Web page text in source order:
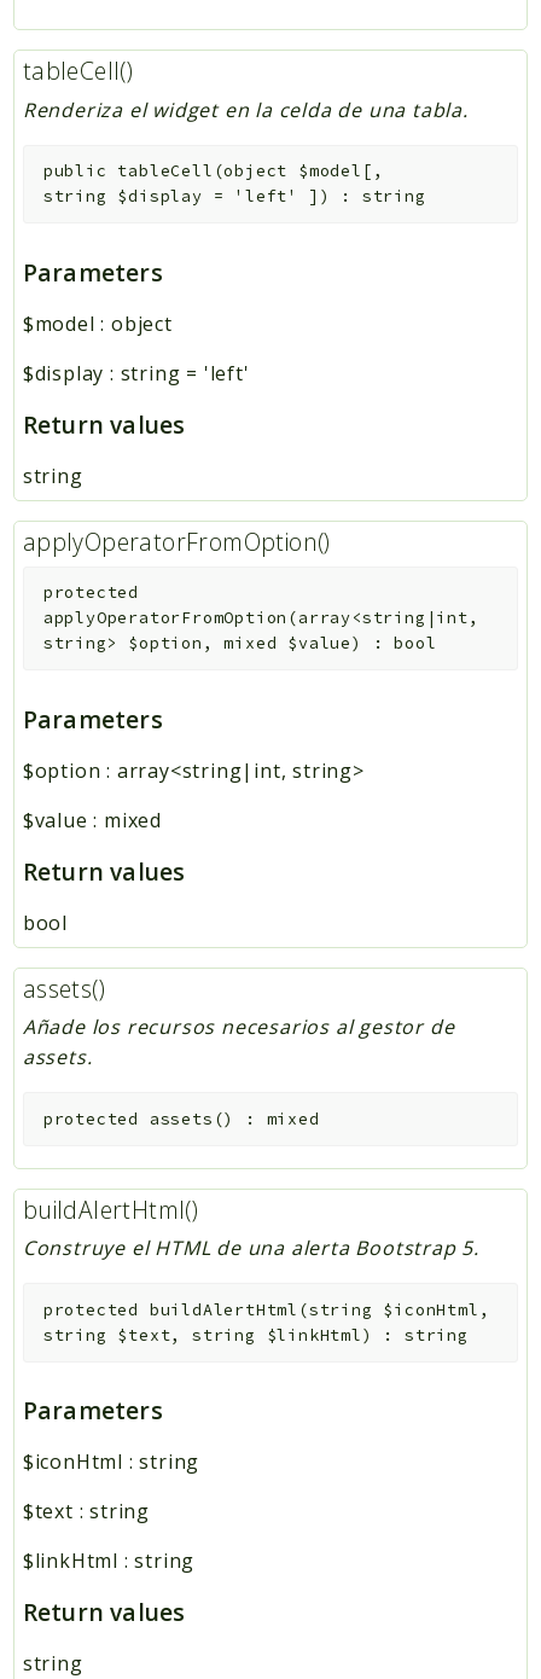
tableCell()
Renderiza el widget en la celda de una tabla.
public tableCell (object $model [ ,
string $display = 'left' ] ) : string
Parameters
$model : object
$display : string = 'left'
Return values
string
applyOperatorFromOption()
protected
applyOperatorFromOption (array<string|int,
string> $option ,mixed $value) :bool
Parameters
$option : array<string|int, string>
$value : mixed
Return values
bool
assets()
Añade los recursos necesarios al gestor de
assets.
protected assets () : mixed
buildAlertHtml()
Construye el HTML de una alerta Bootstrap 5.
protected buildAlertHtml (string $iconHtml ,
string $text, string $linkHtml) :string
Parameters
$iconHtml :string
$text :string
$linkHtml :string
Return values
string